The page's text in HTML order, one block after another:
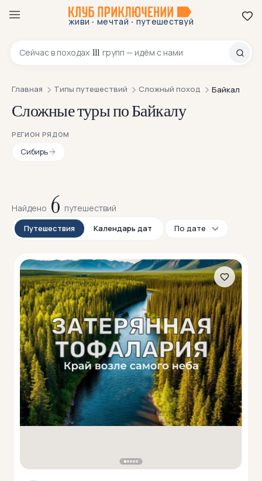
живи · мечтай · путешествуй
Сейчас в походах 111 групп — идём с нами
8 800 200-70-23
Главная Типы путешествий Сложный поход Байкал
Сложные туры по Байкалу
РЕГИОН РЯДОМ
Сибирь
Найдено 6 путешествий
Путешествия Календарь дат